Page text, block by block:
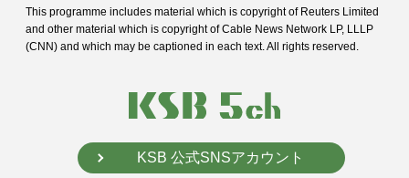
This programme includes material which is copyright of Reuters Limited
and other material which is copyright of Cable News Network LP, LLLP
(CNN) and which may be captioned in each text. All rights reserved.
KSB 公式SNSアカウント